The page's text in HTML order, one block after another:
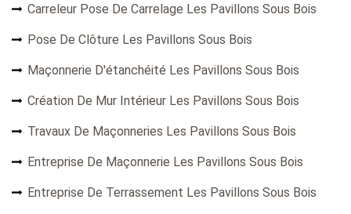
Carreleur Pose De Carrelage Les Pavillons Sous Bois
Pose De Clôture Les Pavillons Sous Bois
Maçonnerie D'étanchéité Les Pavillons Sous Bois
Création De Mur Intérieur Les Pavillons Sous Bois
Travaux De Maçonneries Les Pavillons Sous Bois
Entreprise De Maçonnerie Les Pavillons Sous Bois
Entreprise De Terrassement Les Pavillons Sous Bois